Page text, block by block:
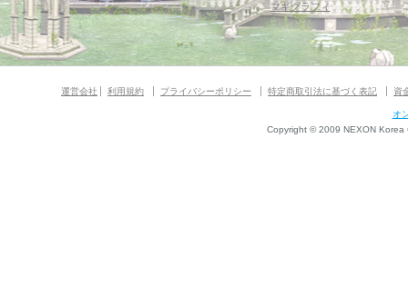
マギグラフィ
運営会社 利用規約 プライバシーポリシー 特定商取引法に基づく表記 資
オ
Copyright © 2009 NEXON Korea